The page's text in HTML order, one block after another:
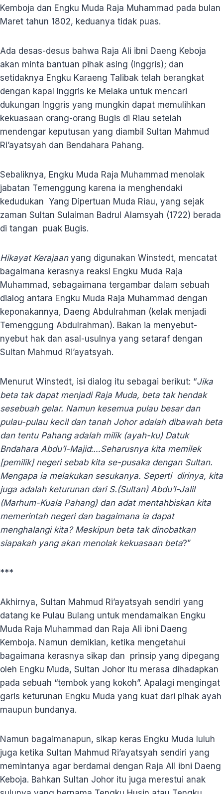
Kemboja dan Engku Muda Raja Muhammad pada bulan
Maret tahun 1802, keduanya tidak puas.
Ada desas-desus bahwa Raja Ali ibni Daeng Keboja
akan minta bantuan pihak asing (Inggris); dan
setidaknya Engku Karaeng Talibak telah berangkat
dengan kapal Inggris ke Melaka untuk mencari
dukungan Inggris yang mungkin dapat memulihkan
kekuasaan orang-orang Bugis di Riau setelah
mendengar keputusan yang diambil Sultan Mahmud
Ri’ayatsyah dan Bendahara Pahang.
Sebaliknya, Engku Muda Raja Muhammad menolak
jabatan Temenggung karena ia menghendaki
kedudukan Yang Dipertuan Muda Riau, yang sejak
zaman Sultan Sulaiman Badrul Alamsyah (1722) berada
di tangan puak Bugis.
Hikayat Kerajaanyang digunakan Winstedt, mencatat
bagaimana kerasnya reaksi Engku Muda Raja
Muhammad, sebagaimana tergambar dalam sebuah
dialog antara Engku Muda Raja Muhammad dengan
keponakannya, Daeng Abdulrahman (kelak menjadi
Temenggung Abdulrahman). Bakan ia menyebut-
nyebut hak dan asal-usulnya yang setaraf dengan
Sultan Mahmud Ri’ayatsyah.
Menurut Winstedt, isi dialog itu sebagai berikut: “Jika
beta tak dapat menjadi Raja Muda, beta tak hendak
sesebuah gelar. Namun kesemua pulau besar dan
pulau-pulau kecil dan tanah Johor adalah dibawah beta
dan tentu Pahang adalah milik (ayah-ku) Datuk
Bndahara Abdu’l-Majid:…Seharusnya kita memilek
[pemilik] negeri sebab kita se-pusaka dengan Sultan.
Mengapa ia melakukan sesukanya. Seperti dirinya, kita
juga adalah keturunan dari S.(Sultan) Abdu’l-Jalil
(Marhum-Kuala Pahang) dan adat mentahbiskan kita
memerintah negeri dan bagaimana ia dapat
menghalangi kita? Meskipun beta tak dinobatkan
siapakah yang akan menolak kekuasaan beta?”
***
Akhirnya, Sultan Mahmud Ri’ayatsyah sendiri yang
datang ke Pulau Bulang untuk mendamaikan Engku
Muda Raja Muhammad dan Raja Ali ibni Daeng
Kemboja. Namun demikian, ketika mengetahui
bagaimana kerasnya sikap dan prinsip yang dipegang
oleh Engku Muda, Sultan Johor itu merasa dihadapkan
pada sebuah “tembok yang kokoh”. Apalagi mengingat
garis keturunan Engku Muda yang kuat dari pihak ayah
maupun bundanya.
Namun bagaimanapun, sikap keras Engku Muda luluh
juga ketika Sultan Mahmud Ri’ayatsyah sendiri yang
memintanya agar berdamai dengan Raja Ali ibni Daeng
Keboja. Bahkan Sultan Johor itu juga merestui anak